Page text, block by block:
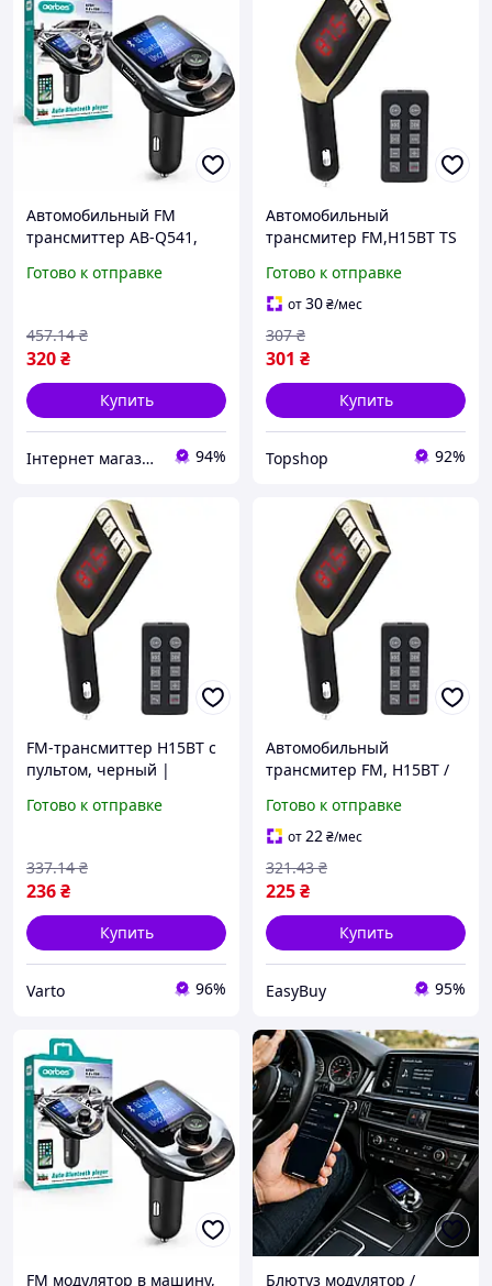
Автомобильный FM
трансмиттер AB-Q541,
модулятор / FM
Готово к отправке
320₴
457.14 ₴
Купить
Інтернет магазин Сенс 94%
Автомобильный
трансмитер FM,H15BT TS
Готово к отправке
от30₴/мес
301 ₴
307 ₴
Купить
Topshop 92%
FM-трансмиттер H15BT с
пультом, черный |
модулятор с пультом | FM
Готово к отправке
236₴
337.14 ₴
Купить
Varto 96%
Автомобильный
трансмитер FM, H15BT /
модулятор с пультом / FM
модулятор
Готово к отправке
от22₴/мес
225₴
321.43 ₴
Купить
EasyBuy 95%
FM модулятор в машину, Блютуз модулятор /